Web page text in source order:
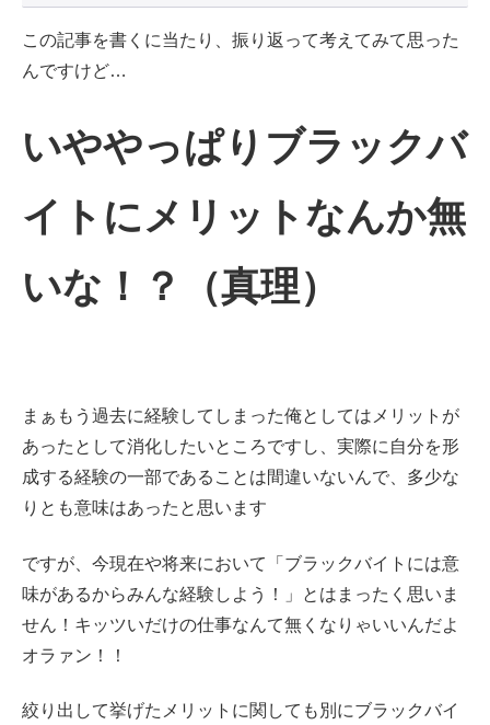
この記事を書くに当たり、振り返って考えてみて思った
んですけど…
いややっぱりブラックバ
イトにメリットなんか無
いな！？（真理）
まぁもう過去に経験してしまった俺としてはメリットが
あったとして消化したいところですし、実際に自分を形
成する経験の一部であることは間違いないんで、多少な
りとも意味はあったと思います
ですが、今現在や将来において「ブラックバイトには意
味があるからみんな経験しよう！」とはまったく思いま
せん！キッツいだけの仕事なんて無くなりゃいいんだよ
オラァン！！
絞り出して挙げたメリットに関しても別にブラックバイ